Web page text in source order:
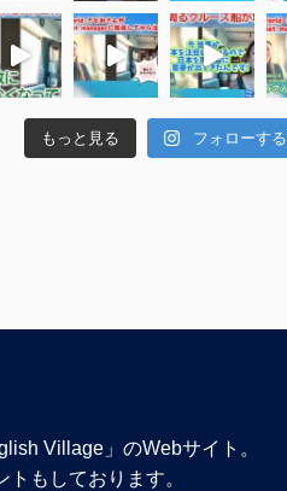
もっと見る フォローする
Village」のWebサイト。
もしております。